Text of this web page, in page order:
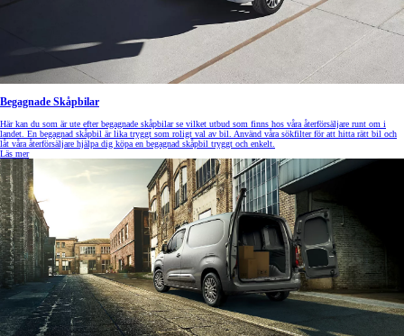
Begagnade Skåpbilar
Här kan du som är ute efter begagnade skåpbilar se vilket utbud som finns hos våra återförsäljare runt om i
landet. En begagnad skåpbil är lika tryggt som roligt val av bil. Använd våra sökfilter för att hitta rätt bil och
låt våra återförsäljare hjälpa dig köpa en begagnad skåpbil tryggt och enkelt.
Läs mer